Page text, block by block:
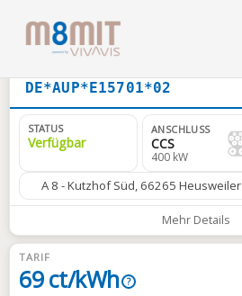
DE*AUP*E15701*02
STATUS
Verfügbar
ANSCHLUSS
CCS
400 kW
A 8 - Kutzhof Süd, 66265 Heusweiler
Mehr Details
TARIF
69 ct/kWh ?